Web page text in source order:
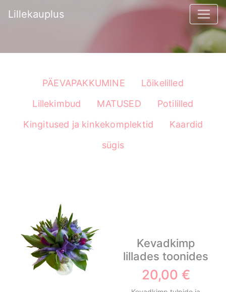
Lillekauplus
PÄEVAPAKKUMINE
Lõikelilled
Lillekimbud
MATUSED
Potililled
Kingitused ja kinkekomplektid
Kaardid
sügis
Kevadkimp
lillades toonides
20,00 €